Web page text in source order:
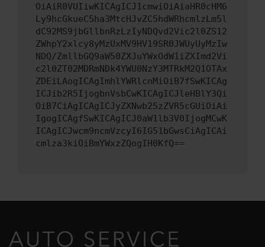
OiAiR0VUIiwKICAgICJ1cmwiOiAiaHR0cHM6
Ly9hcGkueC5ha3MtcHJvZC5hdWRhcmlzLm5l
dC92MS9jbGllbnRzLzIyNDQvd2Vic2l0ZS12
ZWhpY2xlcy8yMzUxMV9HV19SR0JWUyUyMzIw
NDQ/ZmllbGQ9aW50ZXJuYWxOdW1iZXImd2Vi
c2l0ZT02MDRmNDk4YWU0NzY3MTRkM2Q1OTAx
ZDEiLAogICAgImhlYWRlcnMiOiB7fSwKICAg
ICJib2R5IjogbnVsbCwKICAgICJleHBlY3Qi
OiB7CiAgICAgICJyZXNwb25zZVR5cGUiOiAi
IgogICAgfSwKICAgICJ0aW1lb3V0IjogMCwK
ICAgICJwcm9ncmVzcyI6IG51bGwsCiAgICAi
cmlza3kiOiBmYWxzZQogIH0KfQ==